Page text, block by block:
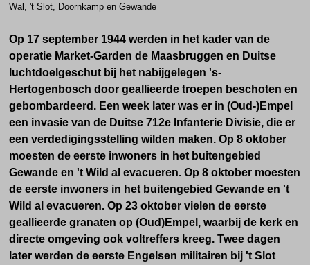
Wal, 't Slot, Doornkamp en Gewande
Op 17 september 1944 werden in het kader van de
operatie Market-Garden de Maasbruggen en Duitse
luchtdoelgeschut bij het nabijgelegen 's-
Hertogenbosch door geallieerde troepen beschoten en
gebombardeerd. Een week later was er in (Oud-)Empel
een invasie van de Duitse 712e Infanterie Divisie, die er
een verdedigingsstelling wilden maken. Op 8 oktober
moesten de eerste inwoners in het buitengebied
Gewande en 't Wild al evacueren. Op 8 oktober moesten
de eerste inwoners in het buitengebied Gewande en 't
Wild al evacueren. Op 23 oktober vielen de eerste
geallieerde granaten op (Oud)Empel, waarbij de kerk en
directe omgeving ook voltreffers kreeg. Twee dagen
later werden de eerste Engelsen militairen bij 't Slot